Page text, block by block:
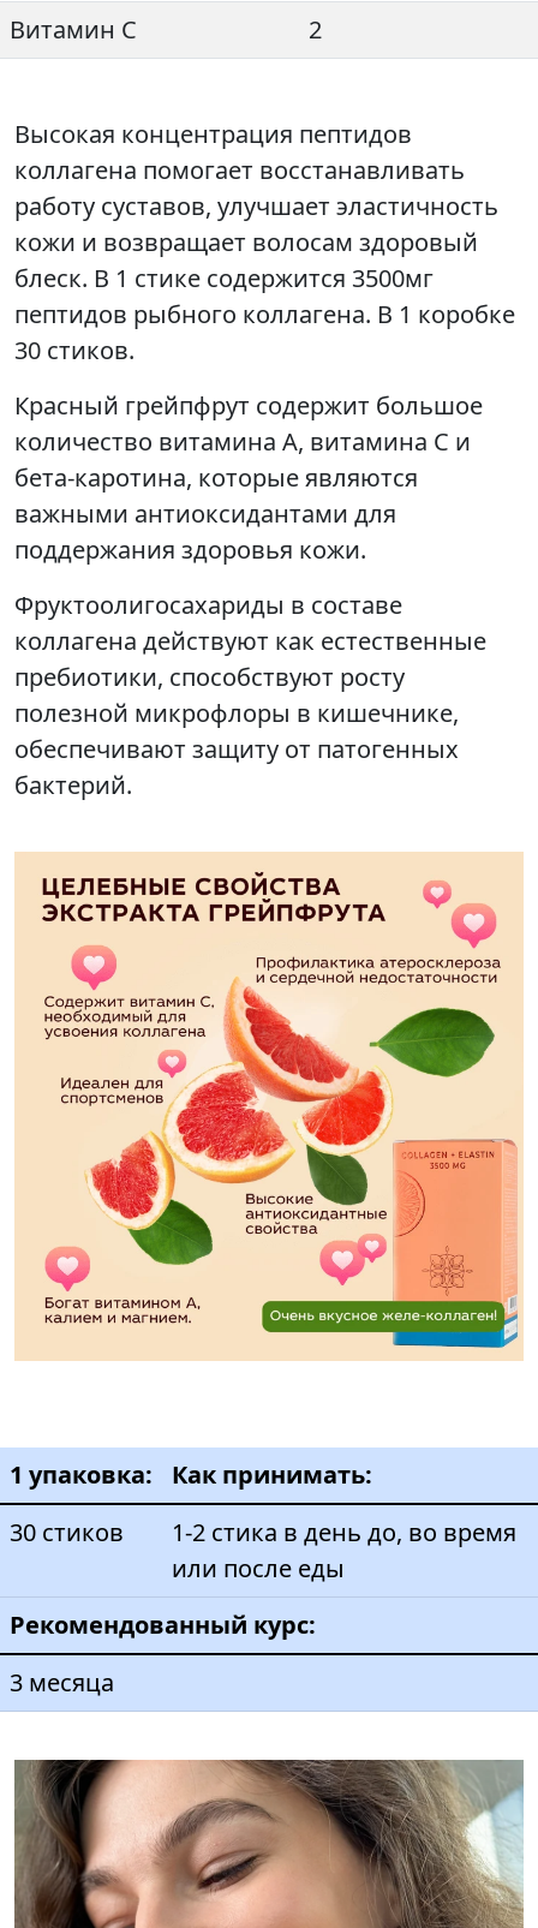
Витамин C
2
Высокая концентрация пептидов
коллагена помогает восстанавливать
работу суставов, улучшает эластичность
кожи и возвращает волосам здоровый
блеск. В 1 стике содержится 3500мг
пептидов рыбного коллагена. В 1 коробке
30 стиков.
Красный грейпфрут содержит большое
количество витамина А, витамина С и
бета-каротина, которые являются
важными антиоксидантами для
поддержания здоровья кожи.
Фруктоолигосахариды в составе
коллагена действуют как естественные
пребиотики, способствуют росту
полезной микрофлоры в кишечнике,
обеспечивают защиту от патогенных
бактерий.
1 упаковка:
Как принимать:
30 стиков
1-2 стика в день до, во время
или после еды
Рекомендованный курс:
3 месяца